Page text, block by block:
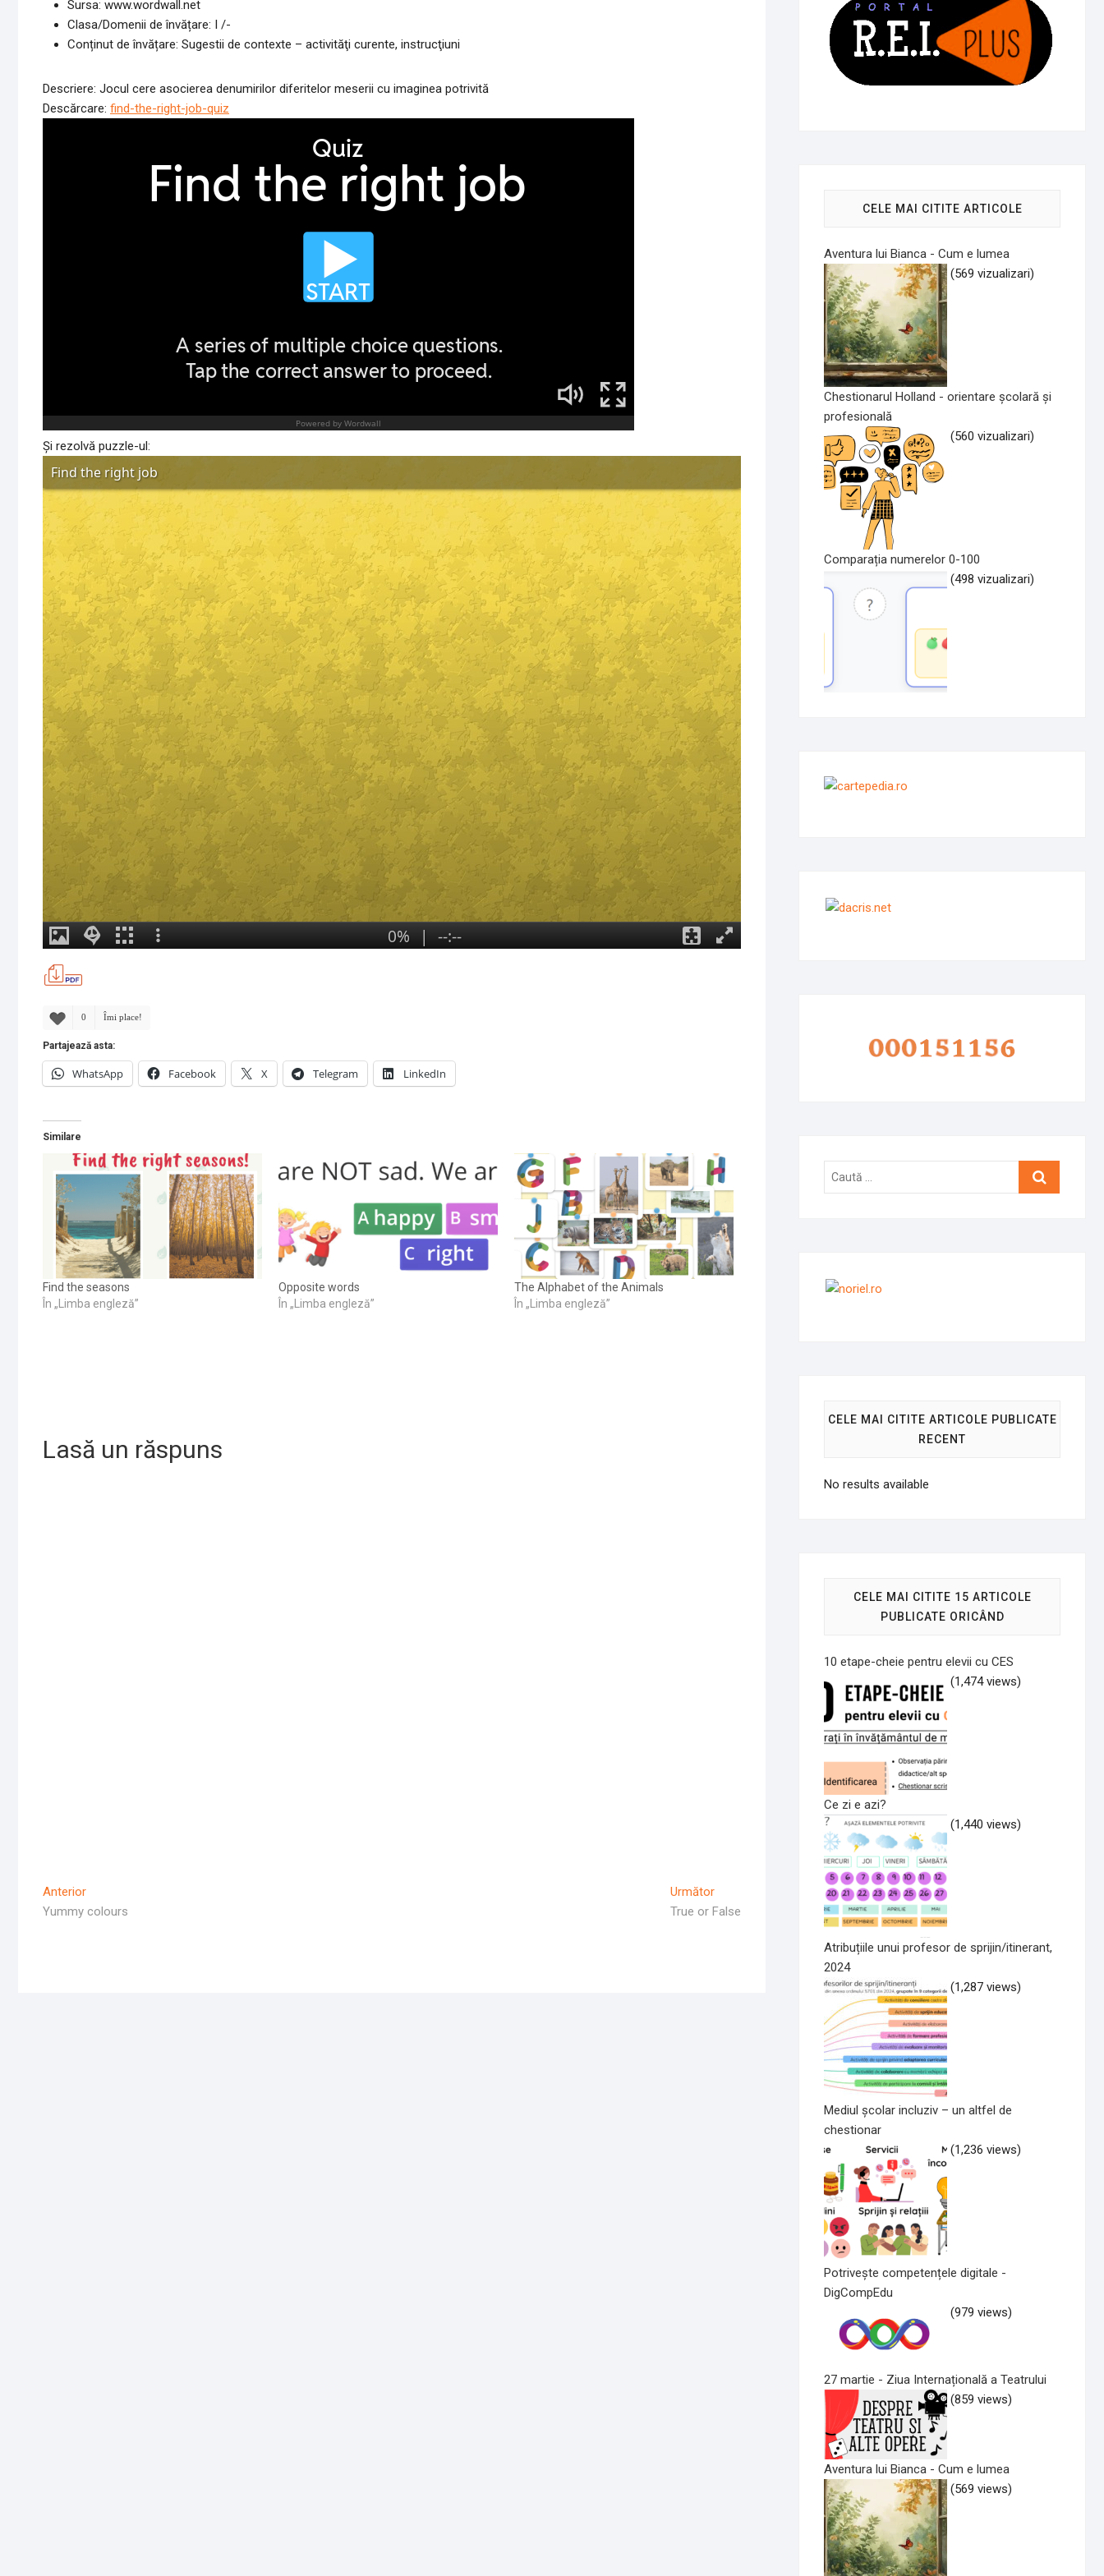
Sursa: www.wordwall.net
Clasa/Domenii de învățare: I /-
Conținut de învățare: Sugestii de contexte – activităţi curente, instrucţiuni
Descriere: Jocul cere asocierea denumirilor diferitelor meserii cu imaginea potrivită
Descărcare: find-the-right-job-quiz
Și rezolvă puzzle-ul:
0 Îmi place!
Partajează asta:
WhatsApp Facebook X Telegram LinkedIn
Similare
Find the seasons
În „Limba engleză”
Opposite words
În „Limba engleză”
The Alphabet of the Animals
În „Limba engleză”
Lasă un răspuns
Navigare
în
AnteriorArticolul
Anterior
Yummy colours
UrmătorArticolul
Următor:
True or False
CELE MAI CITITE ARTICOLE
Aventura lui Bianca - Cum e lumea
(569 vizualizari)
Chestionarul Holland - orientare școlară și
profesională
(560 vizualizari)
Comparația numerelor 0-100
(498 vizualizari)
Caută
CELE MAI CITITE ARTICOLE PUBLICATE
RECENT
No results available
CELE MAI CITITE 15 ARTICOLE
PUBLICATE ORICÂND
10 etape-cheie pentru elevii cu CES
(1,474 views)
Ce zi e azi?
(1,440 views)
Atribuțiile unui profesor de sprijin/itinerant,
2024
(1,287 views)
Mediul școlar incluziv – un altfel de
chestionar
(1,236 views)
Potrivește competențele digitale -
DigCompEdu
(979 views)
27 martie - Ziua Internațională a Teatrului
(859 views)
Aventura lui Bianca - Cum e lumea
(569 views)